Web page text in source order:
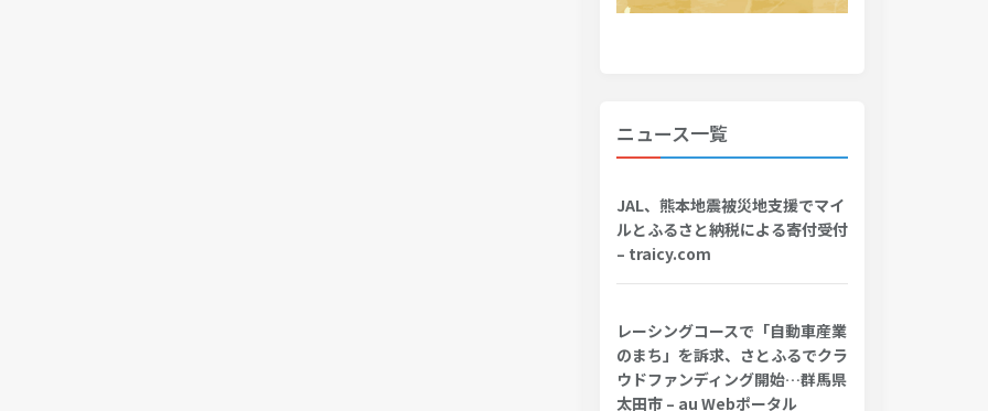
ニュース一覧
JAL、熊本地震被災地支援でマイ
ルとふるさと納税による寄付受付
– traicy.com
レーシングコースで「自動車産業
のまち」を訴求、さとふるでクラ
ウドファンディング開始…群馬県
太田市 – au Webポータル